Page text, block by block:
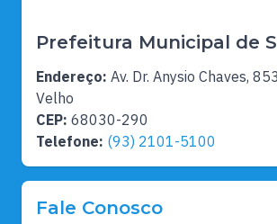
Prefeitura Municipal de
Endereço: Av. Dr. Anysio Chaves,
Velho
CEP: 68030-290
Telefone: (93) 2101-5100
Fale Conosco